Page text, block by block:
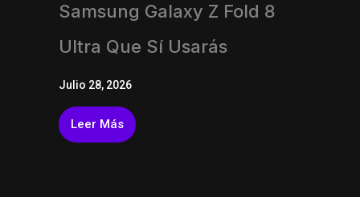
Samsung Galaxy Z Fold 8
Ultra Que Sí Usarás
Julio 28, 2026
Leer Más